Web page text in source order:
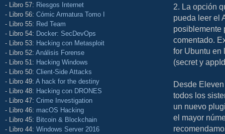
- Libro 57: Riesgos Internet
- Libro 56: Cómic Armatura Tomo I
- Libro 55: Red Team
- Libro 54: Docker: SecDevOps
- Libro 53: Hacking con Metasploit
- Libro 52: Análisis Forense
- Libro 51: Hacking Windows
- Libro 50: Client-Side Attacks
- Libro 49: A hack for the destiny
- Libro 48: Hacking con DRONES
- Libro 47: Crime Investigation
- Libro 46: macOS Hacking
- Libro 45: Bitcoin & Blockchain
- Libro 44: Windows Server 2016
2. La opción
pueda leer el
posiblemente
comentado.
for Ubuntu en
(secret y
Desde
todos los
un nuevo
el mayor